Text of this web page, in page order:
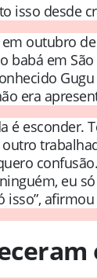
isso desde
outubro
babá em
era
é esconder.
eu
isso”,